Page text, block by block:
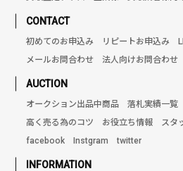
CONTACT
初めてのお申込み リピートお申込み
メールお問合わせ
法人向けお問合わせ
AUCTION
オークション出品中商品 落札実績一覧
高く売る為のコツ
お役立ち情報 スタ
facebook
Instgram twitter
INFORMATION